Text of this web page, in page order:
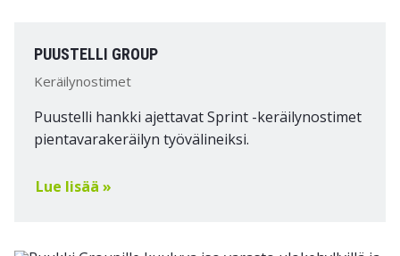
PUUSTELLI GROUP
Keräilynostimet
Puustelli hankki ajettavat Sprint -keräilynostimet
pientavarakeräilyn työvälineiksi.
Lue lisää »